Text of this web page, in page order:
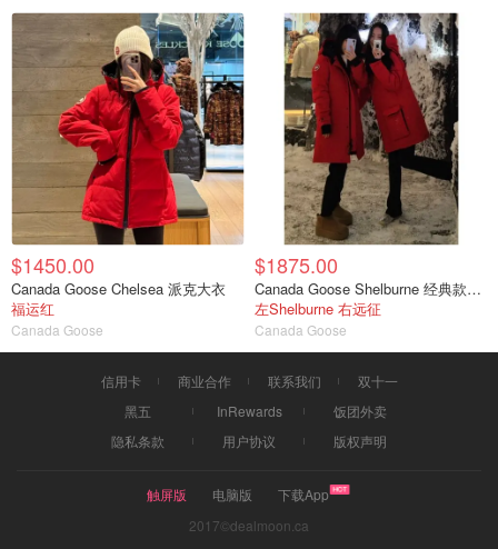
$1450.00
Canada Goose Chelsea 派克大衣
福运红
Canada Goose
$1875.00
Canada Goose Shelburne 经典款派克大衣
左Shelburne 右远征
Canada Goose
信用卡 商业合作 联系我们
双十一
黑五
InRewards
饭团外卖
隐私条款
用户协议 版权声明
触屏版 电脑版
下载App
2017©dealmoon.ca